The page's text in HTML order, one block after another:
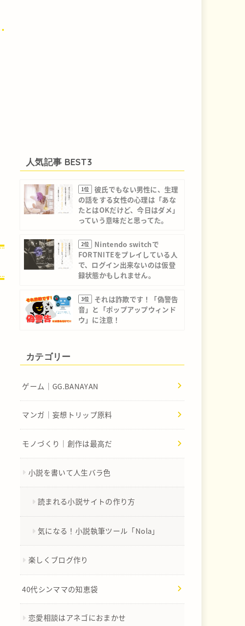
人気記事 BEST3
1位
彼氏でもない男性に、生理
の話をする女性の心理は「あな
たとはOKだけど、今日はダメ」
っていう意味だと思ってた。
2位
Nintendo switchで
FORTNITEをプレイしている人
で、ログイン出来ないのは仮登
録状態かもしれません。
3位
それは詐欺です！「偽警告
音」と「ポップアップウィンド
ウ」に注意！
カテゴリー
ゲーム｜GG.BANAYAN
マンガ｜妄想トリップ原料
モノづくり｜創作は最高だ
小説を書いて人生バラ色
読まれる小説サイトの作り方
気になる！小説執筆ツール「Nola」
楽しくブログ作り
40代シンママの知恵袋
恋愛相談はアネゴにおまかせ